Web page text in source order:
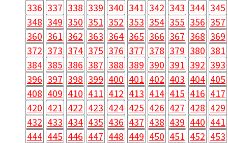
336 337 338 339 340 341 342 343 344 345
348 349 350 351 352 353 354 355 356 357
360 361 362 363 364 365 366 367 368 369
372 373 374 375 376 377 378 379 380 381
384 385 386 387 388 389 390 391 392 393
396 397 398 399 400 401 402 403 404 405
408 409 410 411 412 413 414 415 416 417
420 421 422 423 424 425 426 427 428 429
432 433 434 435 436 437 438 439 440 441
444 445 446 447 448 449 450 451 452 453